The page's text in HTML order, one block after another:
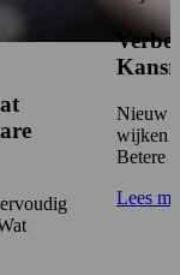
Nieuw
wijken
Betere
Lees